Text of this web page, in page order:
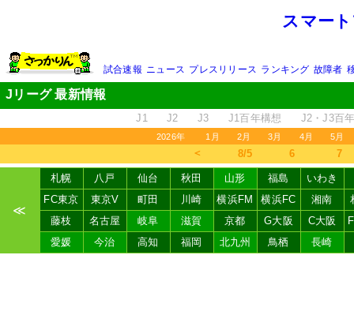
スマー
試合速報 ニュース プレスリリース ランキング 故障者
Jリーグ 最新情報
J1 J2 J3 J1百年構想 J2・J3百
2026年 1月 2月 3月 4月 5月
＜ 8/5 6 7
≪
札幌 八戸 仙台 秋田 山形 福島
いわき
FC東京
東京V 町田 川崎 横浜FM 横浜FC 湘南
藤枝
名古屋 岐阜 滋賀 京都 G大阪 C大阪
愛媛
今治 高知 福岡 北九州 鳥栖 長崎